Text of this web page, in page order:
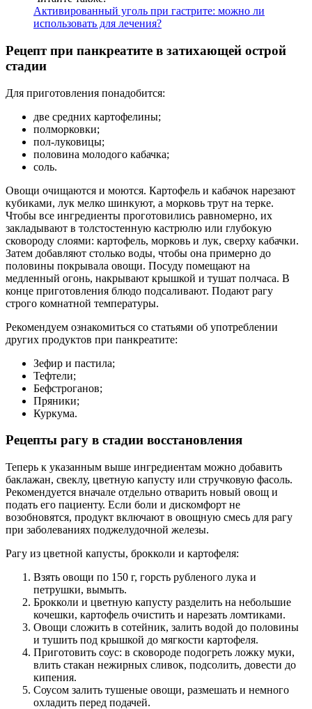
Активированный уголь при гастрите: можно ли
использовать для лечения?
Рецепт при панкреатите в затихающей острой
стадии
Для приготовления понадобится:
две средних картофелины;
полморковки;
пол-луковицы;
половина молодого кабачка;
соль.
Овощи очищаются и моются. Картофель и кабачок нарезают
кубиками, лук мелко шинкуют, а морковь трут на терке.
Чтобы все ингредиенты проготовились равномерно, их
закладывают в толстостенную кастрюлю или глубокую
сковороду слоями: картофель, морковь и лук, сверху кабачки.
Затем добавляют столько воды, чтобы она примерно до
половины покрывала овощи. Посуду помещают на
медленный огонь, накрывают крышкой и тушат полчаса. В
конце приготовления блюдо подсаливают. Подают рагу
строго комнатной температуры.
Рекомендуем ознакомиться со статьями об употреблении
других продуктов при панкреатите:
Зефир и пастила;
Тефтели;
Бефстроганов;
Пряники;
Куркума.
Рецепты рагу в стадии восстановления
Теперь к указанным выше ингредиентам можно добавить
баклажан, свеклу, цветную капусту или стручковую фасоль.
Рекомендуется вначале отдельно отварить новый овощ и
подать его пациенту. Если боли и дискомфорт не
возобновятся, продукт включают в овощную смесь для рагу
при заболеваниях поджелудочной железы.
Рагу из цветной капусты, брокколи и картофеля:
Взять овощи по 150 г, горсть рубленого лука и
петрушки, вымыть.
Брокколи и цветную капусту разделить на небольшие
кочешки, картофель очистить и нарезать ломтиками.
Овощи сложить в сотейник, залить водой до половины
и тушить под крышкой до мягкости картофеля.
Приготовить соус: в сковороде подогреть ложку муки,
влить стакан нежирных сливок, подсолить, довести до
кипения.
Соусом залить тушеные овощи, размешать и немного
охладить перед подачей.